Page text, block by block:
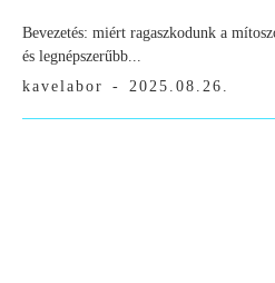
Bevezetés: miért ragaszkodunk a
és legnépszerűbb...
kavelabor
- 2025.08.26.